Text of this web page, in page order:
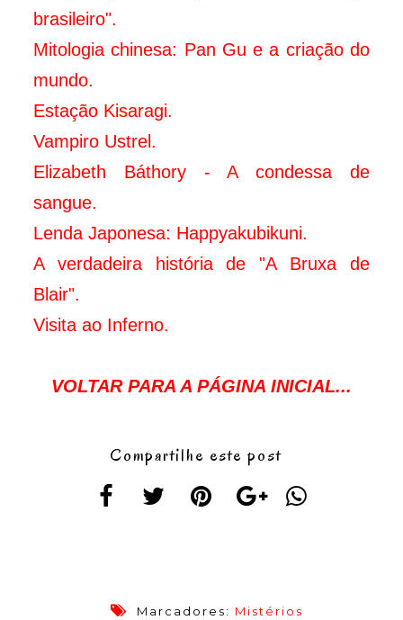
brasileiro".
Mitologia chinesa: Pan Gu e a criação do
mundo.
Estação Kisaragi.
Vampiro Ustrel.
Elizabeth Báthory - A condessa de
sangue.
Lenda Japonesa: Happyakubikuni.
A verdadeira história de "A Bruxa de
Blair".
Visita ao Inferno.
VOLTAR PARA A PÁGINA INICIAL...
Compartilhe este post
Marcadores: Mistérios